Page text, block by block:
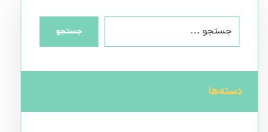
جستجو
دسته‌ها